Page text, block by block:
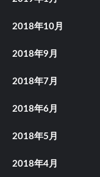
2018年10月
2018年9月
2018年7月
2018年6月
2018年5月
2018年4月